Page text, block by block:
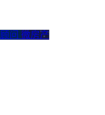
问 微房产
维度教